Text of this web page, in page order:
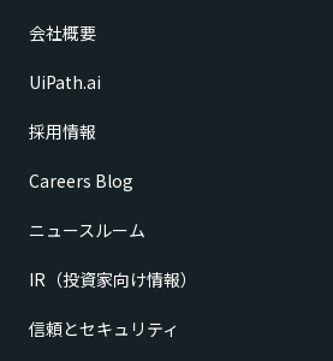
会社概要
UiPath.ai
採用情報
Careers Blog
ニュースルーム
IR（投資家向け情報）
信頼とセキュリティ